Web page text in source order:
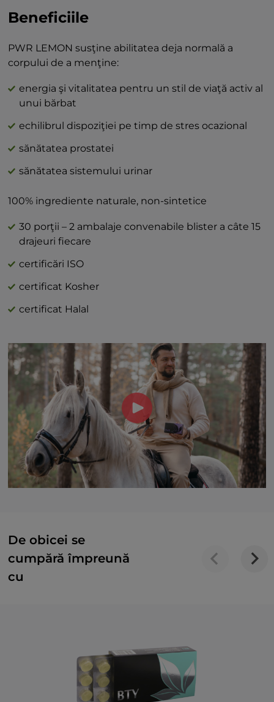
Carbohidraţi 92 g
Zahăr 78 g
Proteine 0 gSare 0 g
Beneficiile
PWR LEMON susţine abilitatea deja normală a
corpului de a menţine:
energia şi vitalitatea pentru un stil de viaţă activ al
unui bărbat
echilibrul dispoziţiei pe timp de stres ocazional
sănătatea prostatei
sănătatea sistemului urinar
100% ingrediente naturale, non-sintetice
30 porţii – 2 ambalaje convenabile blister a câte 15
drajeuri fiecare
certificări ISO
certificat Kosher
certificat Halal
De obicei se
cumpără împreună
cu